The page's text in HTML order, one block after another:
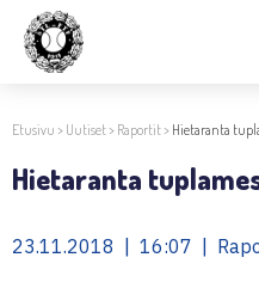
Etusivu > Uutiset> Raportit> Hietaranta
Hietaranta
23.11.2018 | 16:07 |